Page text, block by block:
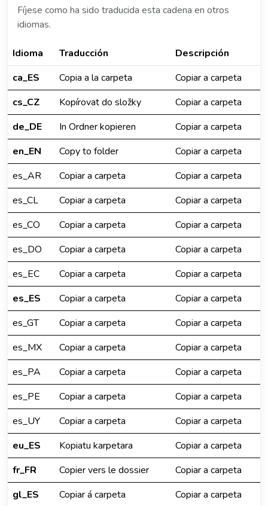
Fíjese como ha sido traducida esta cadena en otros
idiomas.
Idioma Traducción
Descripción
ca_ES
Copia a la carpeta
Copiar a carpeta
cs_CZ
Kopírovat do složky
Copiar a carpeta
de_DE
In Ordner kopieren
Copiar a carpeta
en_EN
Copy to folder
Copiar a carpeta
es_AR
Copiar a carpeta
Copiar a carpeta
es_CL
Copiar a carpeta
Copiar a carpeta
es_CO
Copiar a carpeta
Copiar a carpeta
es_DO
Copiar a carpeta
Copiar a carpeta
es_EC
Copiar a carpeta
Copiar a carpeta
es_ES
Copiar a carpeta
Copiar a carpeta
es_GT
Copiar a carpeta
Copiar a carpeta
es_MX
Copiar a carpeta
Copiar a carpeta
es_PA
Copiar a carpeta
Copiar a carpeta
es_PE
Copiar a carpeta
Copiar a carpeta
es_UY
Copiar a carpeta
Copiar a carpeta
eu_ES
Kopiatu karpetara
Copiar a carpeta
fr_FR
Copier vers le dossier
Copiar a carpeta
gl_ES
Copiar á carpeta
Copiar a carpeta